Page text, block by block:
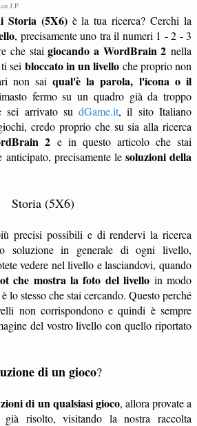
J.P.
Storia (5X6)è la tua ricerca? Cerchi la
, precisamente uno tra il numeri 1 - 2 - 3
che staigiocando a WordBrain 2 nella
sei bloccato in un livello che proprio non
non saiqual'è la parola, l'icona o il
fermo su un quadro già da troppo
sei arrivato sudGame.it, il sito Italiano
credo proprio che su sia alla ricerca
2 e in questo articolo che stai
precisamente le soluzioni della
Storia (5X6)
precisi possibili e di rendervi la ricerca
soluzione in generale di ogni livello,
vedere nel livello e lasciandovi, quando
che mostra la foto del livello in modo
lo stesso che stai cercando. Questo perché
non corrispondono e quindi è sempre
del vostro livello con quello riportato
di un gioco?
di un qualsiasi gioco, allora provate a
risolto, visitando la nostra raccolta